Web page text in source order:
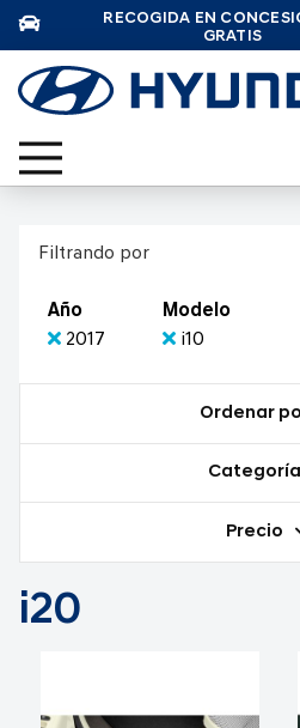
RECOGIDA EN
GRATIS
Filtrando por
Año
2017
Modelo
i10
Ordenar
Categoría
Precio
i20